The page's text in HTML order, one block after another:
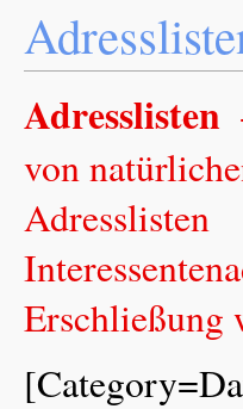
Adresslisten
von
Erschließung